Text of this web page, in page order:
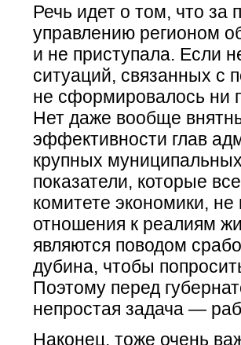
Речь идет о том, что за
управлению регионом
и не приступала. Если
ситуаций, связанных с
не сформировалось ни
Нет даже вообще
эффективности глав
крупных
показатели, которые
комитете экономики,
отношения к реалиям
являются поводом
дубина, чтобы
Поэтому перед
непростая задача —
Наконец, тоже очень